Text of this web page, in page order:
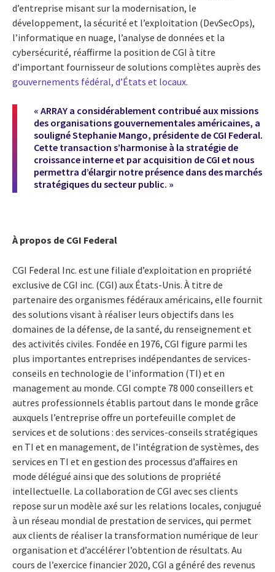
d’entreprise misant sur la modernisation, le
développement, la sécurité et l’exploitation (DevSecOps),
l’informatique en nuage, l’analyse de données et la
cybersécurité, réaffirme la position de CGI à titre
d’important fournisseur de solutions complètes auprès des
gouvernements fédéral, d’États et locaux.
« ARRAY a considérablement contribué aux missions
des organisations gouvernementales américaines, a
souligné Stephanie Mango, présidente de CGI Federal.
Cette transaction s’harmonise à la stratégie de
croissance interne et par acquisition de CGI et nous
permettra d’élargir notre présence dans des marchés
stratégiques du secteur public. »
À propos de CGI Federal
CGI Federal Inc. est une filiale d’exploitation en propriété
exclusive de CGI inc. (CGI) aux États-Unis. À titre de
partenaire des organismes fédéraux américains, elle fournit
des solutions visant à réaliser leurs objectifs dans les
domaines de la défense, de la santé, du renseignement et
des activités civiles. Fondée en 1976, CGI figure parmi les
plus importantes entreprises indépendantes de services-
conseils en technologie de l’information (TI) et en
management au monde. CGI compte 78 000 conseillers et
autres professionnels établis partout dans le monde grâce
auxquels l’entreprise offre un portefeuille complet de
services et de solutions : des services-conseils stratégiques
en TI et en management, de l’intégration de systèmes, des
services en TI et en gestion des processus d’affaires en
mode délégué ainsi que des solutions de propriété
intellectuelle. La collaboration de CGI avec ses clients
repose sur un modèle axé sur les relations locales, conjugué
à un réseau mondial de prestation de services, qui permet
aux clients de réaliser la transformation numérique de leur
organisation et d’accélérer l’obtention de résultats. Au
cours de l’exercice financier 2020, CGI a généré des revenus